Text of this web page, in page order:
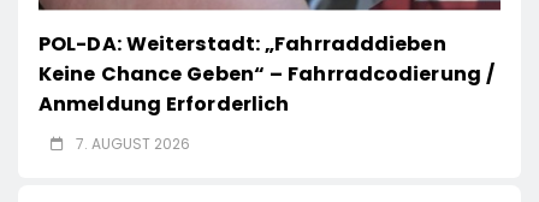
POL-DA: Weiterstadt: „Fahrradddieben
Keine Chance Geben“ – Fahrradcodierung /
Anmeldung Erforderlich
7. AUGUST 2026